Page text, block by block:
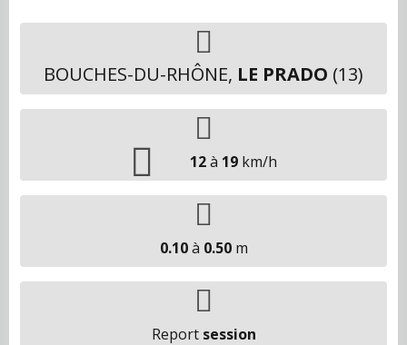
BOUCHES-DU-RHÔNE, LE PRADO (13)
12à 19 km/h
0.10à 0.50m
Report session